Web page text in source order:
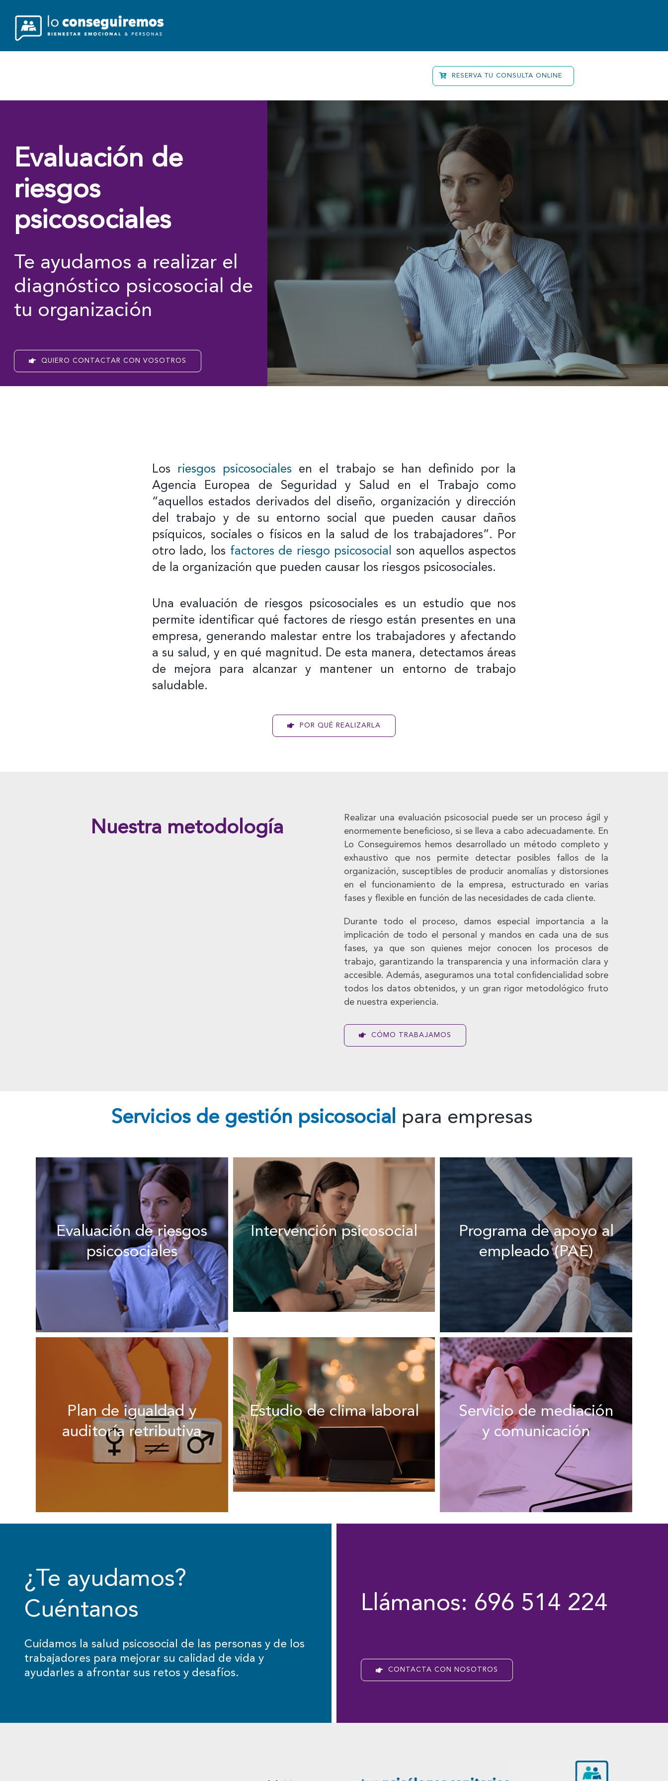
contenido
RESERVA TU CONSULTA ONLINE
Evaluación de
riesgos
psicosociales
Te ayudamos a realizar el
diagnóstico psicosocial de
tu organización
QUIERO CONTACTAR CON VOSOTROS
Los riesgos psicosociales en el trabajo se han definido por la
Agencia Europea de Seguridad y Salud en el Trabajo como
“aquellos estados derivados del diseño, organización y dirección
del trabajo y de su entorno social que pueden causar daños
psíquicos, sociales o físicos en la salud de los trabajadores”. Por
otro lado, los factores de riesgo psicosocial son aquellos aspectos
de la organización que pueden causar los riesgos psicosociales.
Una evaluación de riesgos psicosociales es un estudio que nos
permite identificar qué factores de riesgo están presentes en una
empresa, generando malestar entre los trabajadores y afectando
a su salud, y en qué magnitud. De esta manera, detectamos áreas
de mejora para alcanzar y mantener un entorno de trabajo
saludable.
POR QUÉ REALIZARLA
Nuestra metodología
Realizar una evaluación psicosocial puede ser un proceso ágil y
enormemente beneficioso, si se lleva a cabo adecuadamente. En
Lo Conseguiremos hemos desarrollado un método completo y
exhaustivo que nos permite detectar posibles fallos de la
organización, susceptibles de producir anomalías y distorsiones
en el funcionamiento de la empresa, estructurado en varias
fases y flexible en función de las necesidades de cada cliente.
Durante todo el proceso, damos especial importancia a la
implicación de todo el personal y mandos en cada una de sus
fases, ya que son quienes mejor conocen los procesos de
trabajo, garantizando la transparencia y una información clara y
accesible. Además, aseguramos una total confidencialidad sobre
todos los datos obtenidos, y un gran rigor metodológico fruto
de nuestra experiencia.
CÓMO TRABAJAMOS
Servicios de gestión psicosocial para empresas
Evaluación de riesgos
psicosociales
Intervención psicosocial
Programa de apoyo al
empleado (PAE)
Plan de igualdad y
auditoría retributiva
Estudio de clima laboral
Servicio de mediación
y comunicación
¿Te ayudamos?
Cuéntanos
Cuidamos la salud psicosocial de las personas y de los
trabajadores para mejorar su calidad de vida y
ayudarles a afrontar sus retos y desafíos.
Llámanos: 696 514 224
CONTACTA CON NOSOTROS